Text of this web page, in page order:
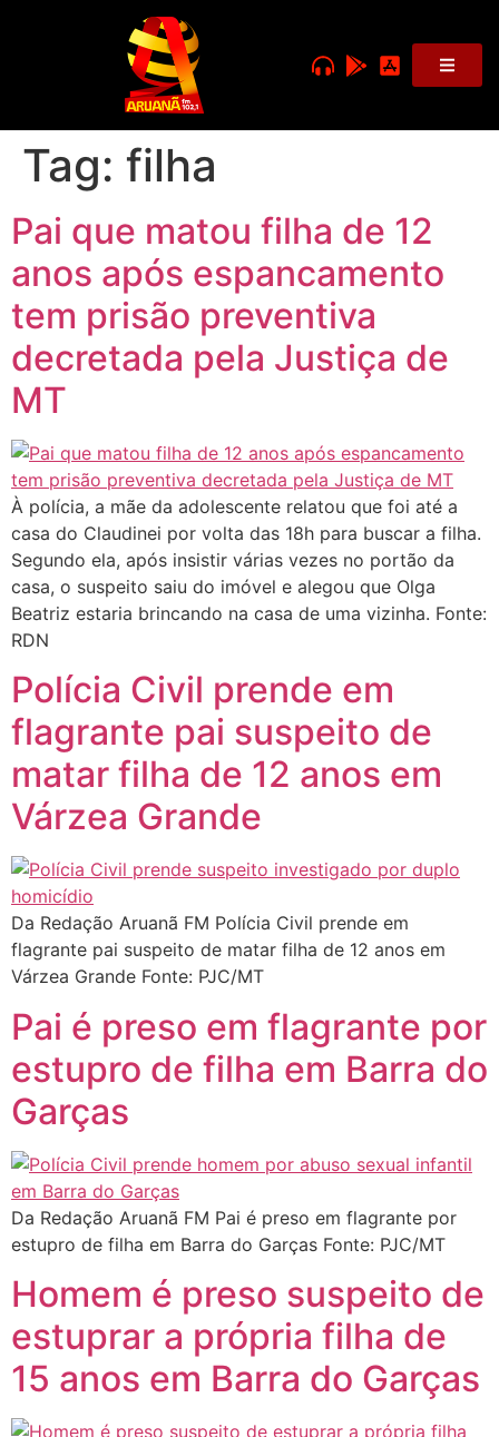
Tag: filha
Pai que matou filha de 12
anos após espancamento
tem prisão preventiva
decretada pela Justiça de
MT
À polícia, a mãe da adolescente relatou que foi até a
casa do Claudinei por volta das 18h para buscar a filha.
Segundo ela, após insistir várias vezes no portão da
casa, o suspeito saiu do imóvel e alegou que Olga
Beatriz estaria brincando na casa de uma vizinha. Fonte:
RDN
Polícia Civil prende em
flagrante pai suspeito de
matar filha de 12 anos em
Várzea Grande
Da Redação Aruanã FM Polícia Civil prende em
flagrante pai suspeito de matar filha de 12 anos em
Várzea Grande Fonte: PJC/MT
Pai é preso em flagrante por
estupro de filha em Barra do
Garças
Da Redação Aruanã FM Pai é preso em flagrante por
estupro de filha em Barra do Garças Fonte: PJC/MT
Homem é preso suspeito de
estuprar a própria filha de
15 anos em Barra do Garças